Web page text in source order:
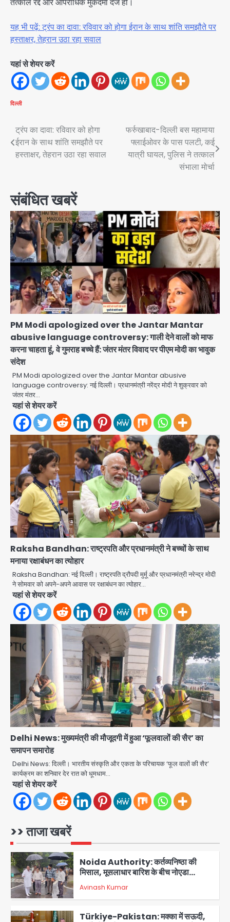
यह भी पढ़ें: ट्रंप का दावा: रविवार को होगा ईरान के साथ शांति समझौते पर
हस्ताक्षर, तेहरान उठा रहा सवाल
यहां से शेयर करें
दिल्ली
Post
navigation
ट्रंप का दावा: रविवार को होगा
ईरान के साथ शांति समझौते पर
हस्ताक्षर, तेहरान उठा रहा सवाल
फर्रुखाबाद-दिल्ली बस महामाया
फ्लाईओवर के पास पलटी, कई
यात्री घायल, पुलिस ने तत्काल
संभाला मोर्चा
संबंधित खबरें
PM Modi apologized over the Jantar Mantar
abusive language controversy: गाली देने वालों को माफ
करना चाहता हूं, वे गुमराह बच्चे हैं: जंतर मंतर विवाद पर पीएम मोदी का भावुक
संदेश
PM Modi apologized over the Jantar Mantar abusive
language controversy: नई दिल्ली। प्रधानमंत्री नरेंद्र मोदी ने शुक्रवार को
जंतर मंतर…
यहां से शेयर करें
Raksha Bandhan: राष्ट्रपति और प्रधानमंत्री ने बच्चों के साथ
मनाया रक्षाबंधन का त्योहार
Raksha Bandhan: नई दिल्ली। राष्ट्रपति द्रौपदी मुर्मू और प्रधानमंत्री नरेन्द्र मोदी
ने सोमवार को अपने-अपने आवास पर रक्षाबंधन का त्योहार…
यहां से शेयर करें
Delhi News: मुख्यमंत्री की मौजूदगी में हुआ ‘फूलवालों की सैर’ का
समापन समारोह
Delhi News: दिल्ली। भारतीय संस्कृति और एकता के परिचायक ‘फूल वालों की सैर’
कार्यक्रम का शनिवार देर रात को धूमधाम…
यहां से शेयर करें
>> ताजा खबरें
2
Noida Authority: कर्तव्यनिष्ठा की
प्राधिकरण ने संभाला मोर्चा, सेक्टर 105
आरडब्ल्यूए ने जताया आभार
Avinash Kumar
Türkiye-Pakistan: मक्का में सऊदी,
तुर्की और पाकिस्तान का साझा रक्षा समझौता,
जानें इसके मायने
Avinash Kumar
4
Greater Noida (Badalpur):
सरिया लदा कैंटर अनियंत्रित होकर घुसा
किराना दुकान में , ड्राइवर की मौत
Avinash Kumar
5
DC Movie Review: लोकेश कनगराज की
स्क्रीनप्ले में कमजोर, लेकिन कहानी अधूरी रह
गई, 3 स्टार रेटिंग
Avinash Kumar
1
Felix Hospital Noida: फेलिक्स
हॉस्पिटल और नोएडा लोक मंच की पहल, अब
2
मिसाल, मूसलाधार बारिश के बीच नोएडा
प्राधिकरण ने संभाला मोर्चा, सेक्टर 105
आरडब्ल्यूए ने जताया आभार
Avinash Kumar
तुर्की और पाकिस्तान का साझा रक्षा समझौता,